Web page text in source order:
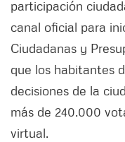
participación
canal oficial para
Ciudadanas y
que los habitantes
decisiones de la
más de 240.000
virtual.